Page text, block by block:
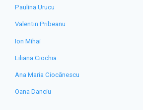
Paulina Urucu
Valentin Pribeanu
Ion Mihai
Liliana Ciochia
Ana Maria Ciocănescu
Oana Danciu